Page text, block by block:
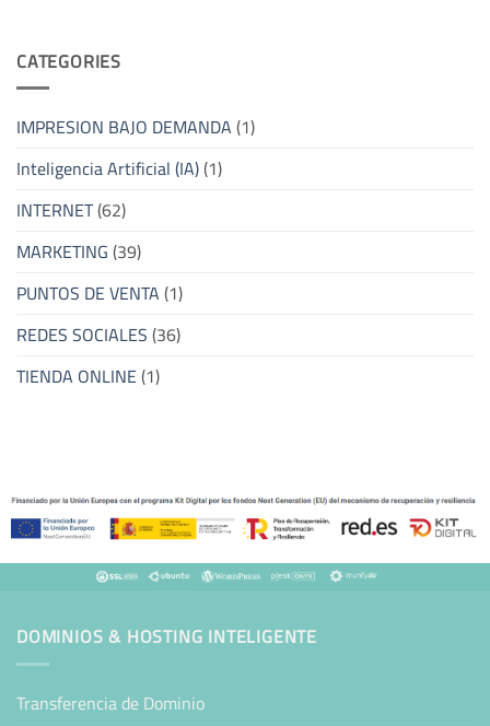
CATEGORIES
IMPRESION BAJO DEMANDA(1)
Inteligencia Artificial (IA)(1)
INTERNET(62)
MARKETING(39)
PUNTOS DE VENTA(1)
REDES SOCIALES(36)
TIENDA ONLINE(1)
DOMINIOS & HOSTING INTELIGENTE
Transferencia de Dominio